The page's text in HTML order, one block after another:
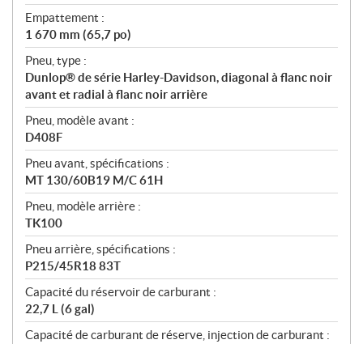
Empattement :
1 670 mm (65,7 po)
Pneu, type :
Dunlop® de série Harley-Davidson, diagonal à flanc noir
avant et radial à flanc noir arrière
Pneu, modèle avant :
D408F
Pneu avant, spécifications :
MT 130/60B19 M/C 61H
Pneu, modèle arrière :
TK100
Pneu arrière, spécifications :
P215/45R18 83T
Capacité du réservoir de carburant :
22,7 L (6 gal)
Capacité de carburant de réserve, injection de carburant :